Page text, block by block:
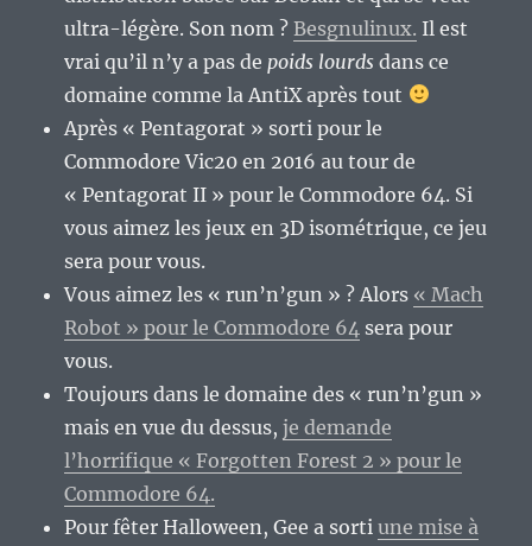
ultra-légère. Son nom ?Besgnulinux. Il est
vrai qu’il n’y a pas de poids lourds dans ce
domaine comme la AntiX après tout
Après « Pentagorat » sorti pour le
Commodore Vic20 en 2016 au tour de
« Pentagorat II » pour le Commodore 64. Si
vous aimez les jeux en 3D isométrique, ce jeu
sera pour vous.
Vous aimez les « run’n’gun » ? Alors « Mach
Robot » pour le Commodore 64 sera pour
vous.
Toujours dans le domaine des « run’n’gun »
mais en vue du dessus,je demande
l’horrifique « Forgotten Forest 2 » pour le
Commodore 64.
Pour fêter Halloween, Gee a sortiune mise à